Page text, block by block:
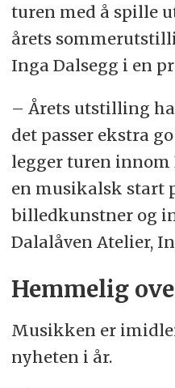
turen med å spille
årets
Inga Dalsegg i en
– Årets utstilling
det passer ekstra
legger turen innom
en musikalsk start
billedkunstner og
Dalalåven Atelier,
Hemmelig
Musikken er
nyheten i år.